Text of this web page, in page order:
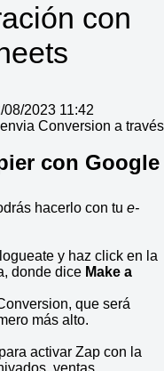
con
2023 11:42
Conversion a través
con Google
hacerlo con tu e-
y haz click en la
donde dice Make a
que será
más alto.
activar Zap con la
ventas